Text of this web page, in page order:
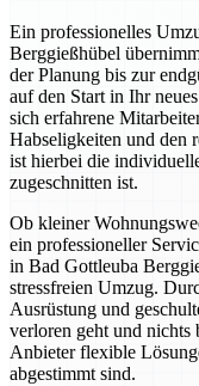
Ein professionelles
Berggießhübel
der Planung bis zur
auf den Start in Ihr
sich erfahrene
Habseligkeiten und den
ist hierbei die
zugeschnitten ist.
Ob kleiner
ein professioneller
in Bad Gottleuba
stressfreien Umzug.
Ausrüstung und
verloren geht und nichts
Anbieter flexible
abgestimmt sind.